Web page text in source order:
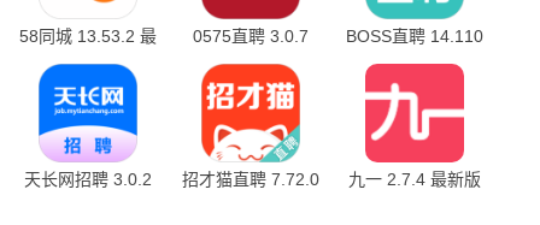
58同城 13.53.2 最
新版
0575直聘 3.0.7
BOSS直聘 14.110
手机版
天长网招聘 3.0.2
招才猫直聘 7.72.0
九一 2.7.4 最新版